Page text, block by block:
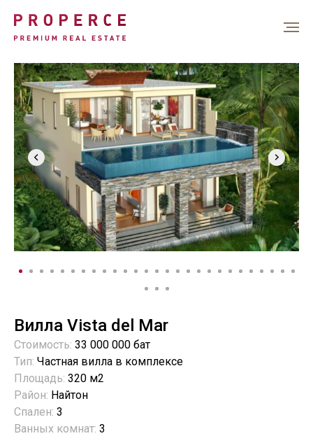
Вилла Vista del Mar
Стоимость: 33 000 000 бат
Тип: Частная вилла в комплексе
Площадь: 320 м2
Район: Найтон
Спален: 3
Ванных комнат: 3